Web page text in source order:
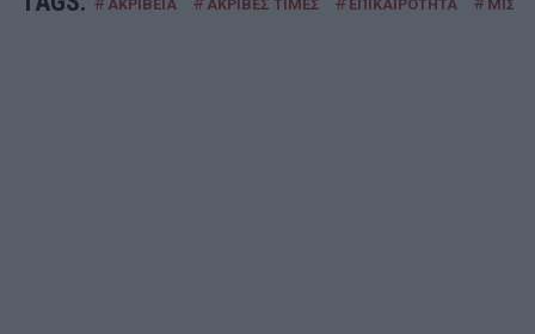
ΑΚΡΙΒΕΙΑ ΑΚΡΙΒΕΣ ΤΙΜΕΣ ΕΠΙΚΑΙΡΟΤΗΤΑ